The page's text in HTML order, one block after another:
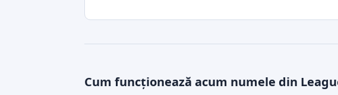
Cum funcționează acum numele din